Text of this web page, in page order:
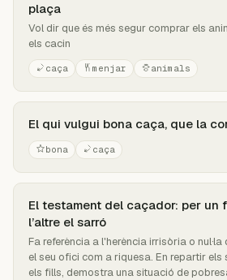
plaça
Vol dir que és més segur comprar els
els cacin
caça menjar animals
El qui vulgui bona caça, que la
bona caça
El testament del caçador: per un
l’altre el sarró
Fa referència a l'herència irrisòria o
el seu ofici com a riquesa. En repartir els
els fills, demostra una situació de